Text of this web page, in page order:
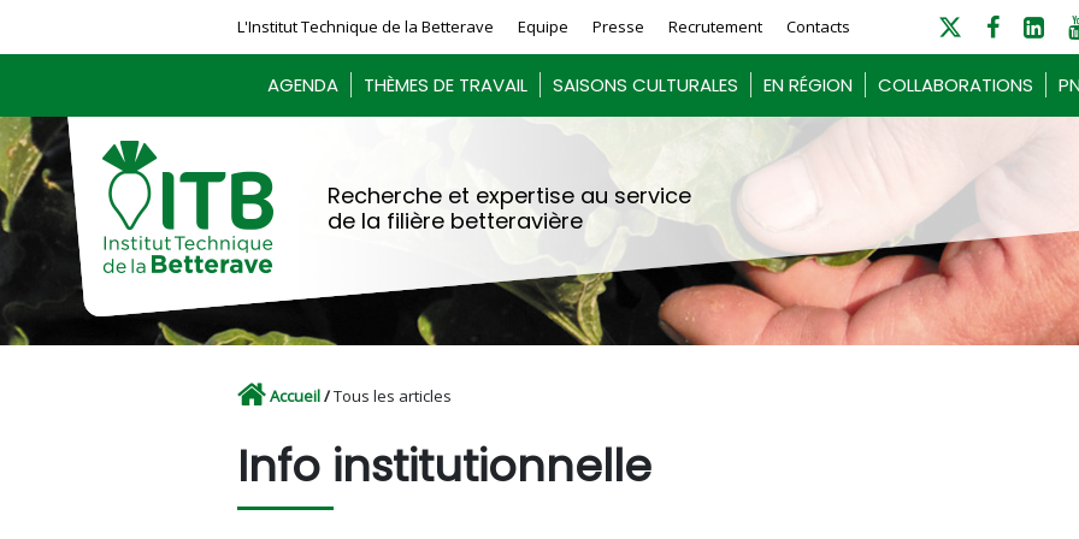
L'Institut Technique de la Betterave Equipe Presse Recrutement Contacts
AGENDA THÈMES DE TRAVAIL SAISONS CULTURALES EN RÉGION COLLABORATIONS
Recherche et expertise au service
de la filière betteravière
Accueil/Tous les articles
Info institutionnelle